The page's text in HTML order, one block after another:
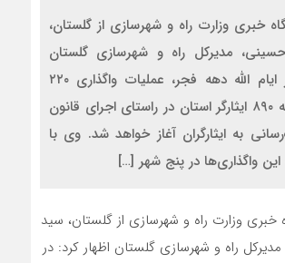
خبری وزارت راه و شهرسازی از گلستان،
مدیرکل راه و شهرسازی گلستان
اظهار کرد: در ایام الله دهه فجر، عملیات واگذاری ۲۲۰
قطعه زمین به ۸۹۰ ایثارگر استان در راستای اجرای قانون
به ایثارگران آغاز خواهد شد. وی با
این واگذاری‌ها در پنج شهر […]
خبری وزارت راه و شهرسازی از گلستان، سید
راه و شهرسازی گلستان اظهار کرد: در